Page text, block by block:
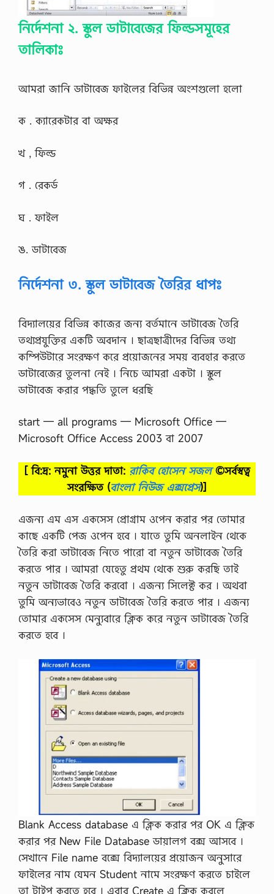
নির্দেশনা ২. স্কুল ডাটাবেজের ফিল্ডসমূহের
তালিকাঃ
আমরা জানি ডাটাবেজ ফাইলের বিভিন্ন অংশগুলাে হলাে
ক . ক্যারেকটার বা অক্ষর
খ , ফিল্ড
গ . রেকর্ড
ঘ . ফাইল
ঙ. ডাটাবেজ
নির্দেশনা ৩. স্কুল ডাটাবেজ তৈরির ধাপঃ
বিদ্যালয়ের বিভিন্ন কাজের জন্য বর্তমানে ডাটাবেজ তৈরি
তথ্যপ্রযুক্তির একটি অবদান । ছাত্রছাত্রীদের বিভিন্ন তথ্য
কম্পিউটারে সংরক্ষণ করে প্রয়ােজনের সময় ব্যবহার করতে
ডাটাবেজের তুলনা নেই । নিচে আমরা একটা । স্কুল
ডাটাবেজ করার পদ্ধতি তুলে ধরছি
start — all programs — Microsoft Office —
Microsoft Office Access 2003 বা 2007
[ বি:দ্র: নমুনা উত্তর দাতা: রাকিব হোসেন সজল©সর্বস্বত্ব
সংরক্ষিত (বাংলা নিউজ এক্সপ্রেস)]
এজন্য এম এস একসেস প্রােগ্রাম ওপেন করার পর তােমার
কাছে একটি পেজ ওপেন হবে । যাতে তুমি অনলাইন থেকে
তৈরি করা ডাটাবেজ নিতে পারাে বা নতুন ডাটাবেজ তৈরি
করতে পার । আমরা যেহেতু প্রথম থেকে শুরু করছি তাই
নতুন ডাটাবেজ তৈরি করবাে । এজন্য সিলেক্ট কর । অথবা
তুমি অন্যভাবেও নতুন ডাটাবেজ তৈরি করতে পার । এজন্য
তােমার একসেস মেন্যুবারে ক্লিক করে নতুন ডাটাবেজ তৈরি
করতে হবে ।
Blank Access database এ ক্লিক করার পর OK এ ক্লিক
করার পর New File Database ডায়ালগ বক্স আসবে ।
সেখানে File name বক্সে বিদ্যালয়ের প্রয়ােজন অনুসারে
ফাইলের নাম যেমন Student নামে সংরক্ষণ করতে চাইলে
তা টাইপ করতে হবে । এবার Create এ ক্লিক করলে